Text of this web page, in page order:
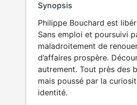
Synopsis
Philippe Bouchard est
Sans emploi et poursuivi
maladroitement de
d’affaires prospère.
autrement. Tout près des
mais poussé par la
identité.